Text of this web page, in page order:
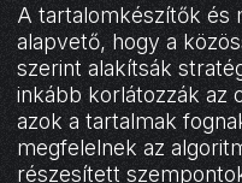
A tartalomkészítők és
alapvető, hogy a
szerint alakítsák
inkább korlátozzák az
azok a tartalmak
megfelelnek az
részesített